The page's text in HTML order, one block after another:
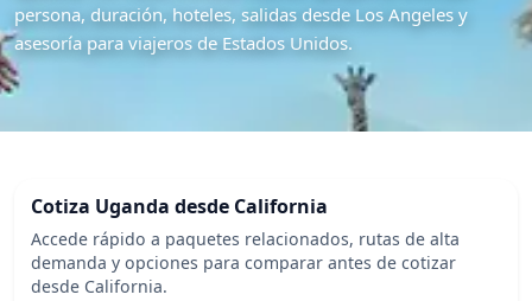
persona, duración, hoteles, salidas desde Los Angeles y
asesoría para viajeros de Estados Unidos.
Cotiza Uganda desde California
Accede rápido a paquetes relacionados, rutas de alta
demanda y opciones para comparar antes de cotizar
desde California.